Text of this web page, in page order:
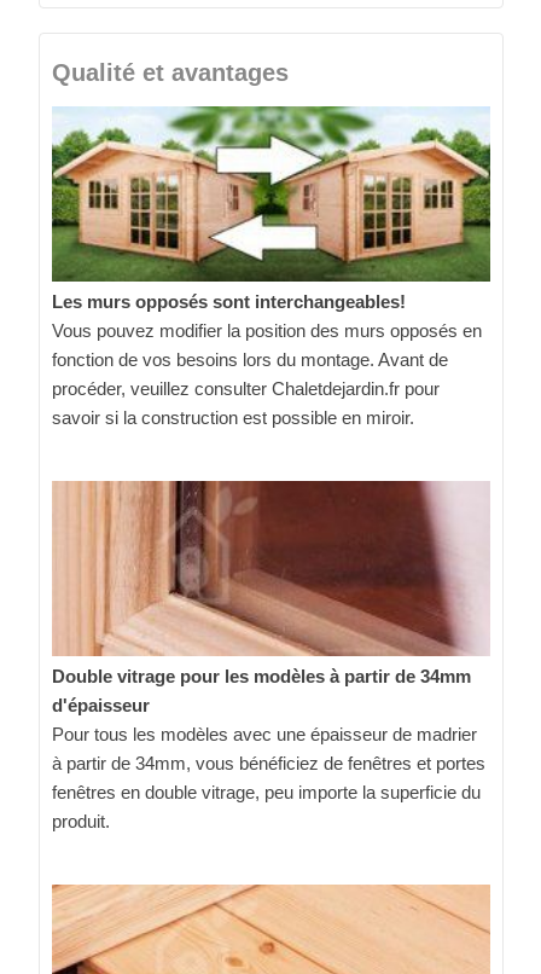
Qualité et avantages
Les murs opposés sont interchangeables!
Vous pouvez modifier la position des murs opposés en
fonction de vos besoins lors du montage. Avant de
procéder, veuillez consulter Chaletdejardin.fr pour
savoir si la construction est possible en miroir.
Double vitrage pour les modèles à partir de 34mm
d'épaisseur
Pour tous les modèles avec une épaisseur de madrier
à partir de 34mm, vous bénéficiez de fenêtres et portes
fenêtres en double vitrage, peu importe la superficie du
produit.